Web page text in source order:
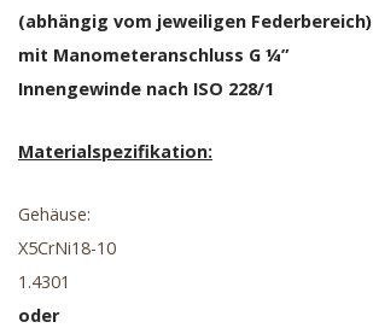
(abhängig vom jeweiligen Federbereich)
mit Manometeranschluss G ¼”
Innengewinde nach ISO 228/1
Materialspezifikation:
Gehäuse:
X5CrNi18-10
1.4301
oder